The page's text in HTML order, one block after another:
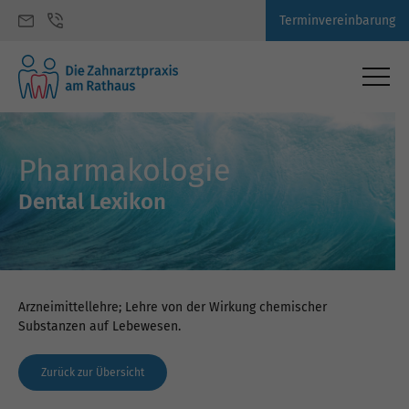
Terminvereinbarung
Pharmakologie
Dental Lexikon
Arzneimittellehre; Lehre von der Wirkung chemischer
Substanzen auf Lebewesen.
Zurück zur Übersicht